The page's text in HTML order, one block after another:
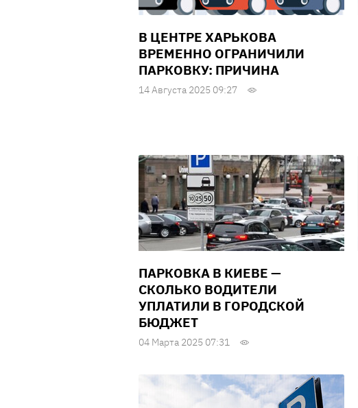
В ЦЕНТРЕ ХАРЬКОВА
ВРЕМЕННО ОГРАНИЧИЛИ
ПАРКОВКУ: ПРИЧИНА
14 Августа 2025 09:27
ПАРКОВКА В КИЕВЕ —
СКОЛЬКО ВОДИТЕЛИ
УПЛАТИЛИ В ГОРОДСКОЙ
БЮДЖЕТ
04 Марта 2025 07:31